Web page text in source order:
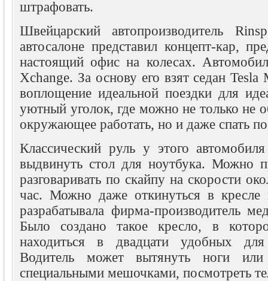
штрафовать.
Швейцарский автопроизводитель
автосалоне представил концепт-кар,
настоящий офис на колесах.
Xchange. За основу его взят седан
воплощение идеальной поездки для
уютный уголок, где можно не только не
окружающее работать, но и даже спать
Классический руль у этого
выдвинуть стол для ноутбука. Можно
разговаривать по скайпу на скорости
час. Можно даже откинуться в кресле
разрабатывала фирма-производитель
Было создано такое кресло, в
находиться в двадцати удобных
Водитель может вытянуть ноги
специальными мешочками, посмотреть